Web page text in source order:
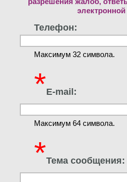
электронной
Телефон:
Максимум 32 символа.
*E-mail:
Максимум 64 символа.
*Тема сообщения: